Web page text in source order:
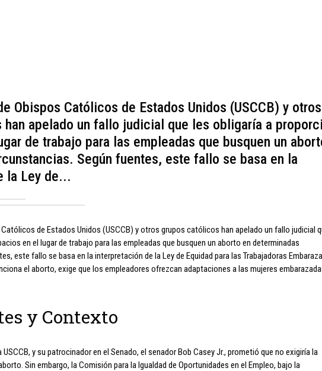
Obispos Católicos de Estados Unidos (USCCB) y otros
apelado un fallo judicial que les obligaría a
de trabajo para las empleadas que busquen un
Según fuentes, este fallo se basa en la
la Ley de...
de Estados Unidos (USCCB) y otros grupos católicos han apelado un fallo judicial
en el lugar de trabajo para las empleadas que busquen un aborto en determinadas
este fallo se basa en la interpretación de la Ley de Equidad para las Trabajadoras
el aborto, exige que los empleadores ofrezcan adaptaciones a las mujeres
y Contexto
USCCB, y su patrocinador en el Senado, el senador Bob Casey Jr., prometió que no exigiría la
Sin embargo, la Comisión para la Igualdad de Oportunidades en el Empleo, bajo la